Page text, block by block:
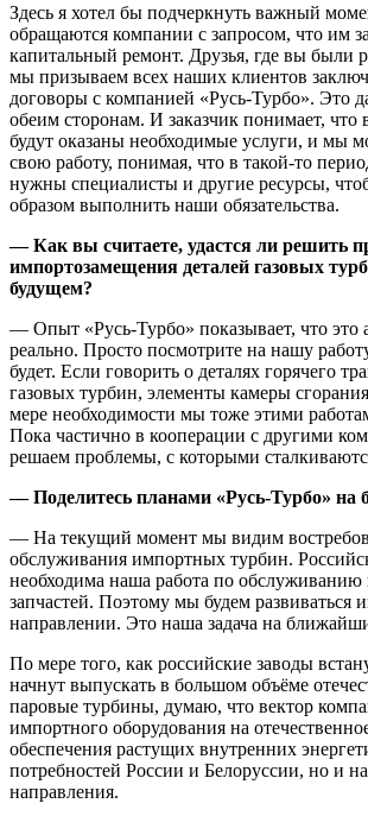
Здесь я хотел бы подчеркнуть важный
обращаются компании с запросом, что им
капитальный ремонт. Друзья, где вы были
мы призываем всех наших клиентов
договоры с компанией «Русь-Турбо». Это
обеим сторонам. И заказчик понимает, что
будут оказаны необходимые услуги, и мы
свою работу, понимая, что в такой-то
нужны специалисты и другие ресурсы,
образом выполнить наши обязательства.
— Как вы считаете, удастся ли решить
импортозамещения деталей газовых
будущем?
— Опыт «Русь-Турбо» показывает, что это
реально. Просто посмотрите на нашу
будет. Если говорить о деталях горячего
газовых турбин, элементы камеры
мере необходимости мы тоже этими
Пока частично в кооперации с другими
решаем проблемы, с которыми
— Поделитесь планами «Русь-Турбо» на
— На текущий момент мы видим
обслуживания импортных турбин.
необходима наша работа по обслуживанию
запчастей. Поэтому мы будем развиваться
направлении. Это наша задача на
По мере того, как российские заводы
начнут выпускать в большом объёме
паровые турбины, думаю, что вектор
импортного оборудования на
обеспечения растущих внутренних
потребностей России и Белоруссии, но и
направления.